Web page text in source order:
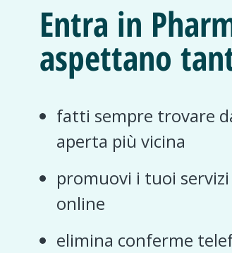
Entra in
aspettano
fatti sempre trovare
aperta più vicina
promuovi i tuoi
online
elimina conferme